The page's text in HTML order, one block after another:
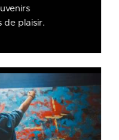
de plaisir.